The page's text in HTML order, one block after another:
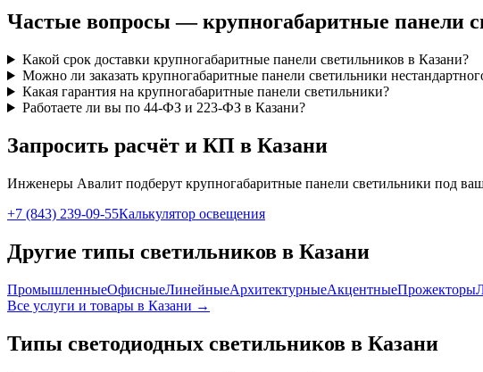
Частые вопросы —крупногабаритные панели
Какой срок доставки крупногабаритные панели светильников в Казани?
Можно ли заказать крупногабаритные панели светильники
Какая гарантия на крупногабаритные панели светильники?
Работаете ли вы по 44-ФЗ и 223-ФЗ в Казани?
Запросить расчёт и КП в Казани
Инженеры Авалит подберут крупногабаритные панели светильники под
+7 (843) 239-09-55Калькулятор освещения
Другие типы светильников в Казани
ПромышленныеОфисныеЛинейныеАрхитектурныеАкцентныеПрожекторы
Все услуги и товары в Казани →
Типы светодиодных светильников в Казани